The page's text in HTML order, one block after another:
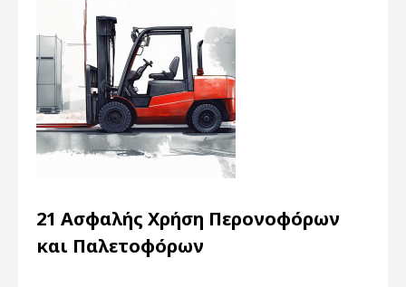
21 Ασφαλής Χρήση Περονοφόρων
και Παλετοφόρων